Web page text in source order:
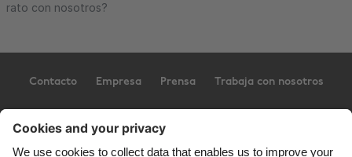
rato con nosotros?
Contacto Empresa Prensa Trabaja con nosotros